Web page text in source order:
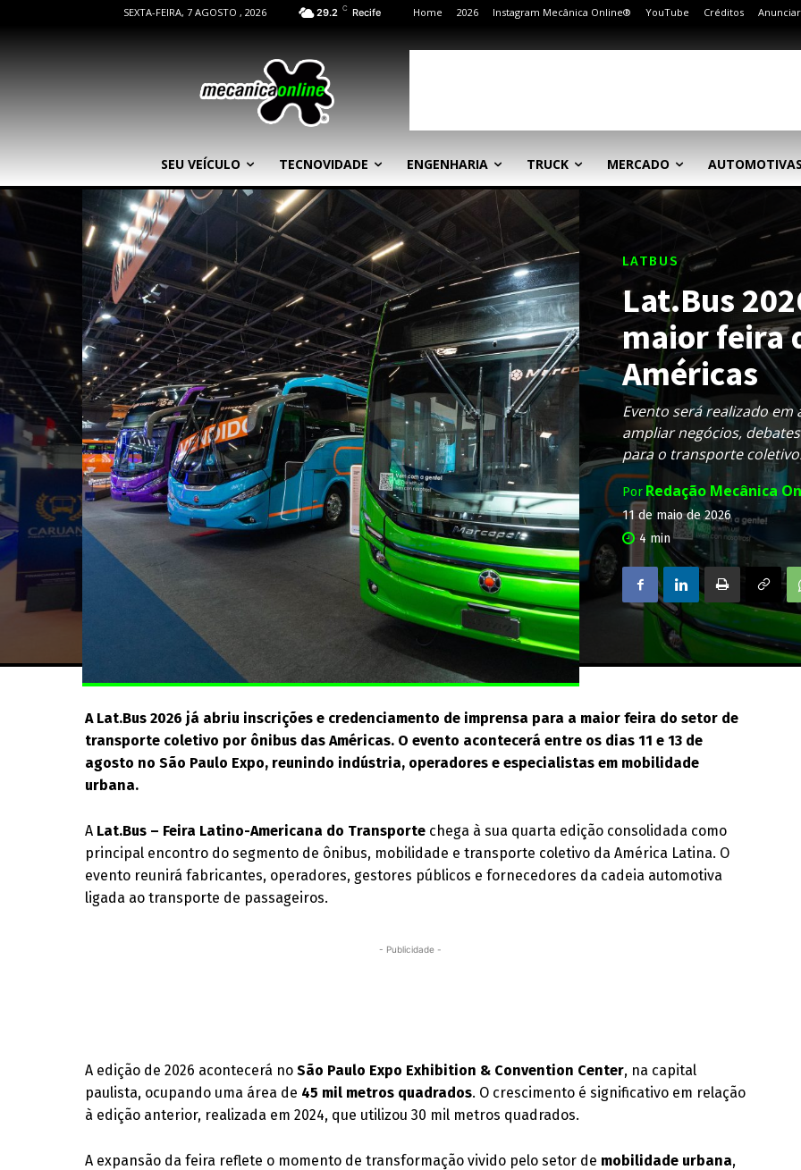
SEXTA-FEIRA, 7 AGOSTO , 2026 29.2 C Recife Home 2026 Instagram Mecânica Online® YouTube Créditos Anunciar
SEU VEÍCULO TECNOVIDADE ENGENHARIA TRUCK MERCADO AUTOMOTIVAS
LATBUS
Lat.Bus
maior feira
Américas
Evento será realizado em
ampliar negócios,
para o transporte
Por Redação Mecânica
11 de maio de 2026
4 min
A Lat.Bus 2026 já abriu inscrições e credenciamento de imprensa para a maior feira do setor de
transporte coletivo por ônibus das Américas. O evento acontecerá entre os dias 11 e 13 de
agosto no São Paulo Expo, reunindo indústria, operadores e especialistas em mobilidade
urbana.
A Lat.Bus – Feira Latino-Americana do Transporte chega à sua quarta edição consolidada como
principal encontro do segmento de ônibus, mobilidade e transporte coletivo da América Latina. O
evento reunirá fabricantes, operadores, gestores públicos e fornecedores da cadeia automotiva
ligada ao transporte de passageiros.
- Publicidade -
A edição de 2026 acontecerá noSão Paulo Expo Exhibition & Convention Center, na capital
paulista, ocupando uma área de 45 mil metros quadrados. O crescimento é significativo em relação
à edição anterior, realizada em 2024, que utilizou 30 mil metros quadrados.
A expansão da feira reflete o momento de transformação vivido pelo setor de mobilidade urbana,